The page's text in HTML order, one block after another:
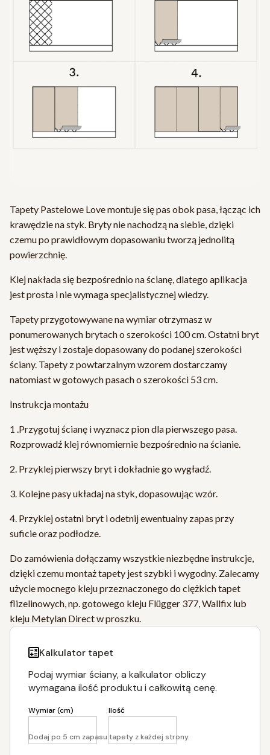
Tapety Pastelowe Love montuje się pas obok pasa, łącząc ich
krawędzie na styk. Bryty nie nachodzą na siebie, dzięki
czemu po prawidłowym dopasowaniu tworzą jednolitą
powierzchnię.
Klej nakłada się bezpośrednio na ścianę, dlatego aplikacja
jest prosta i nie wymaga specjalistycznej wiedzy.
Tapety przygotowywane na wymiar otrzymasz w
ponumerowanych brytach o szerokości 100 cm. Ostatni bryt
jest węższy i zostaje dopasowany do podanej szerokości
ściany. Tapety z powtarzalnym wzorem dostarczamy
natomiast w gotowych pasach o szerokości 53 cm.
Instrukcja montażu
1 .Przygotuj ścianę i wyznacz pion dla pierwszego pasa.
Rozprowadź klej równomiernie bezpośrednio na ścianie.
2. Przyklej pierwszy bryt i dokładnie go wygładź.
3. Kolejne pasy układaj na styk, dopasowując wzór.
4. Przyklej ostatni bryt i odetnij ewentualny zapas przy
suficie oraz podłodze.
Do zamówienia dołączamy wszystkie niezbędne instrukcje,
dzięki czemu montaż tapety jest szybki i wygodny. Zalecamy
użycie mocnego kleju przeznaczonego do ciężkich tapet
flizelinowych, np. gotowego kleju Flügger 377, Wallfix lub
kleju Metylan Direct w proszku.
Kalkulator tapet
Podaj wymiar ściany, a kalkulator obliczy
wymagana ilość produktu i całkowitą cenę.
Wymiar (cm) Ilość
Dodaj po 5 cm zapasu tapety z każdej strony.